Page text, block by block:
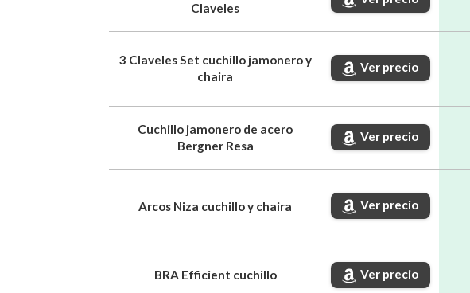
Claveles
3 Claveles Set cuchillo jamonero y
chaira
Ver precio
Cuchillo jamonero de acero
Bergner Resa
Ver precio
Arcos Niza cuchillo y chaira Ver precio
BRA Efficient cuchillo Ver precio